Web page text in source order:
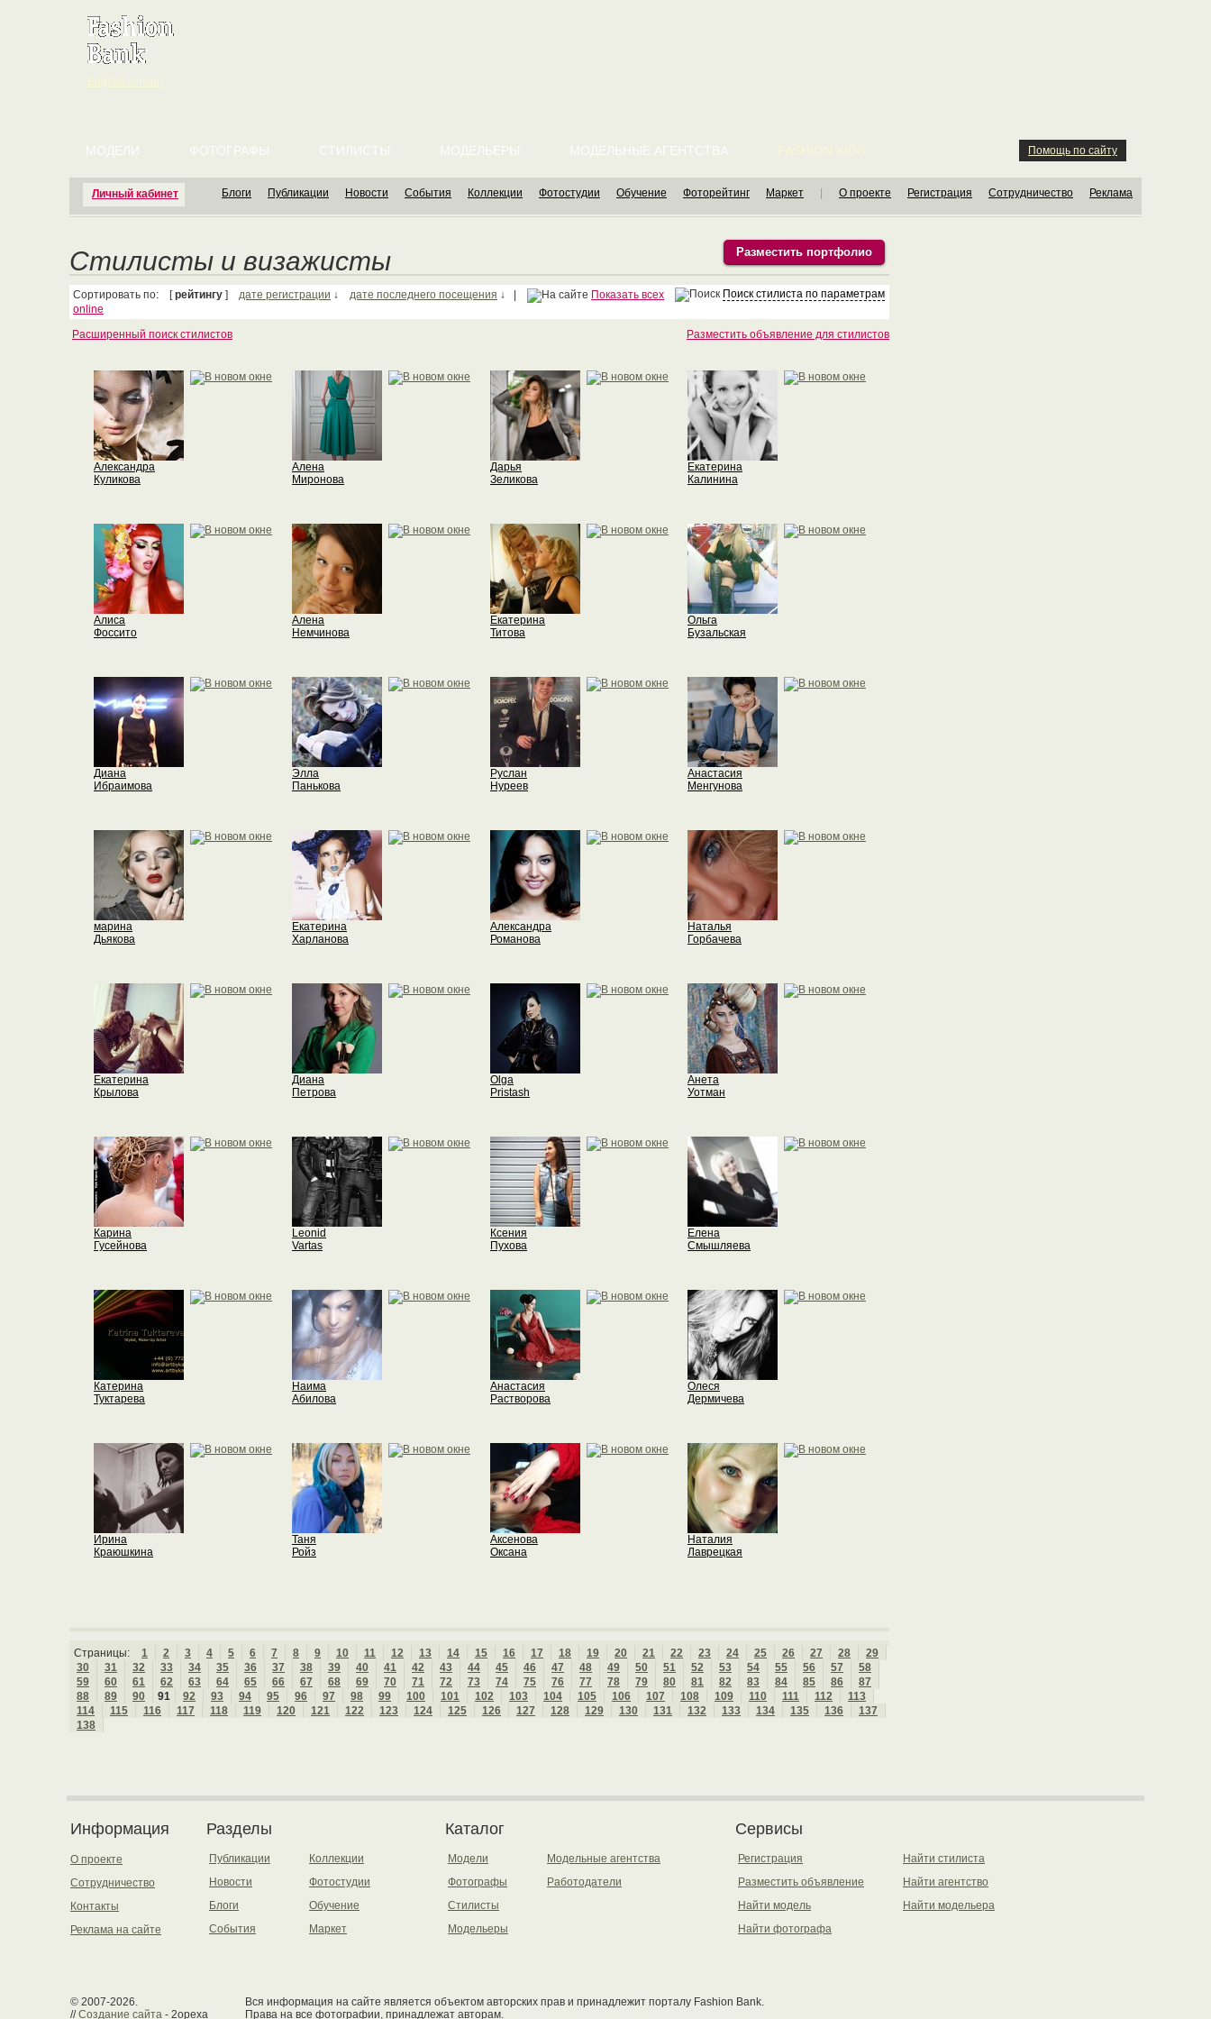
Личный кабинет
МОДЕЛИ ФОТОГРАФЫ СТИЛИСТЫ МОДЕЛЬЕРЫ МОДЕЛЬНЫЕ АГЕНТСТВА Помощь по сайту
Блоги Публикации Новости События Коллекции Фотостудии Обучение Фоторейтинг Маркет О проекте Регистрация Сотрудничество Реклама
Стилисты и визажисты Разместить портфолио
Поиск стилиста по параметрам
Сортировать по: [рейтингу ] дате регистрации ↓ дате последнего посещения ↓ |
Показать всех
online
Разместить объявление для стилистов
Расширенный поиск стилистов
Александра
Куликова
Алена
Миронова
Дарья
Зеликова
Екатерина
Калинина
Алиса
Фоссито
Алена
Немчинова
Екатерина
Титова
Ольга
Бузальская
Диана
Ибраимова
Элла
Панькова
Руслан
Нуреев
Анастасия
Менгунова
марина
Дьякова
Екатерина
Харланова
Александра
Романова
Наталья
Горбачева
Екатерина
Крылова
Диана
Петрова
Olga
Pristash
Анета
Уотман
Карина
Гусейнова
Leonid
Vartas
Ксения
Пухова
Елена
Смышляева
Катерина
Туктарева
Наима
Абилова
Анастасия
Растворова
Олеся
Дермичева
Ирина
Краюшкина
Таня
Ройз
Аксенова
Оксана
Наталия
Лаврецкая
Страницы: 1 2 3 4 5 6 7 8 9 10 11 12 13 14 15 16 17 18 19 20 21 22 23 24 25 26 27 28
29
30
31 32 33 34 35 36 37 38 39 40 41 42 43 44 45 46 47 48 49 50 51 52 53 54 55 56 57
58
59
60 61 62 63 64 65 66 67 68 69 70 71 72 73 74 75 76 77 78 79 80 81 82 83 84 85 86
87
88
89 90 91 92 93 94 95 96 97 98 99 100 101 102 103 104 105 106 107 108 109 110 111 112
113
114
115 116 117 118 119 120 121 122 123 124 125 126 127 128 129 130 131 132 133 134 135 136
137
138
Информация
О проекте
Сотрудничество
Контакты
Реклама на сайте
Разделы
Публикации
Новости
Блоги
События
Коллекции
Фотостудии
Обучение
Маркет
Каталог
Модели
Фотографы
Стилисты
Модельеры
Модельные агентства
Работодатели
Сервисы
Регистрация
Разместить объявление
Найти модель
Найти фотографа
Найти стилиста
Найти агентство
Найти модельера
© 2007-2026.
//Создание сайта - 2opexa
Вся информация на сайте является объектом авторских прав и принадлежит порталу Fashion Bank.
Права на все фотографии, принадлежат авторам.